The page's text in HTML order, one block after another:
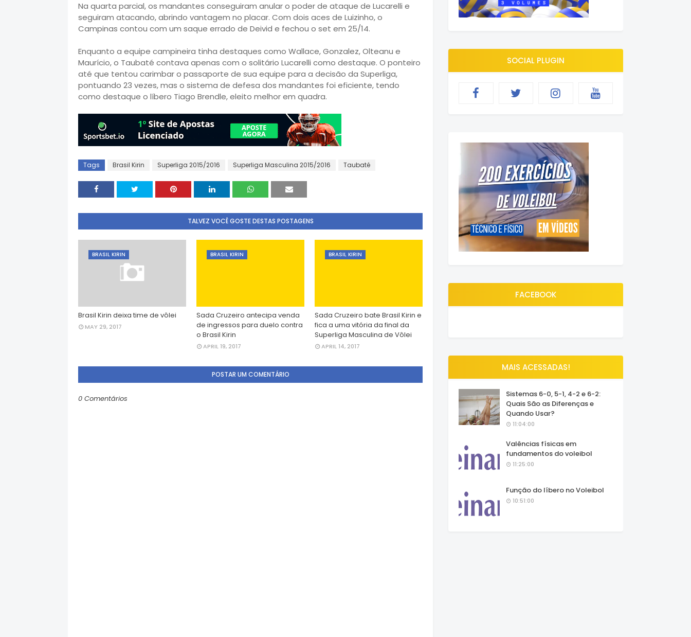
Na quarta parcial, os mandantes conseguiram anular o poder de ataque de Lucarelli e
seguiram atacando, abrindo vantagem no placar. Com dois aces de Luizinho, o
Campinas contou com um saque errado de Deivid e fechou o set em 25/14.
Enquanto a equipe campineira tinha destaques como Wallace, Gonzalez, Olteanu e
Maurício, o Taubaté contava apenas com o solitário Lucarelli como destaque. O ponteiro
até que tentou carimbar o passaporte de sua equipe para a decisão da Superliga,
pontuando 23 vezes, mas o sistema de defesa dos mandantes foi eficiente, tendo
como destaque o líbero Tiago Brendle, eleito melhor em quadra.
Tags Brasil Kirin Superliga 2015/2016 Superliga Masculina 2015/2016 Taubaté
TALVEZ VOCÊ GOSTE DESTAS POSTAGENS
BRASIL KIRIN
Brasil Kirin deixa time de vôlei
MAY 29, 2017
BRASIL KIRIN
Sada Cruzeiro antecipa venda
de ingressos para duelo contra
o Brasil Kirin
APRIL 19, 2017
BRASIL KIRIN
Sada Cruzeiro bate Brasil Kirin e
fica a uma vitória da final da
Superliga Masculina de Vôlei
APRIL 14, 2017
POSTAR UM COMENTÁRIO
0 Comentários
SOCIAL PLUGIN
FACEBOOK
MAIS ACESSADAS!
Sistemas 6-0, 5-1, 4-2 e 6-2:
Quais São as Diferenças e
Quando Usar?
11:04:00
Valências físicas em
fundamentos do voleibol
11:25:00
Função do líbero no Voleibol
10:51:00